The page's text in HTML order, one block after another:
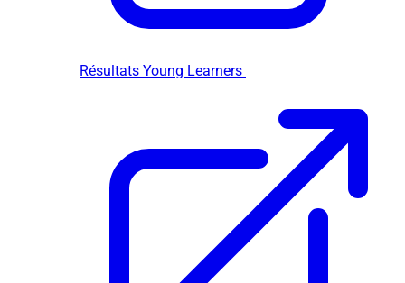
Résultats Young Learners